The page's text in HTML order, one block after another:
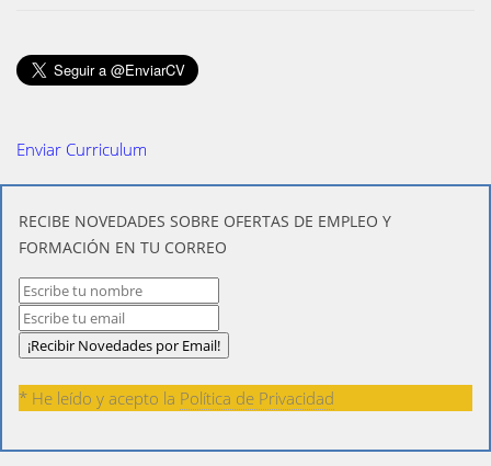
Enviar Curriculum
​RECIBE NOVEDADES SOBRE OFERTAS DE EMPLEO Y
FORMACIÓN EN TU CORREO
* He leído y acepto la Política de Privacidad